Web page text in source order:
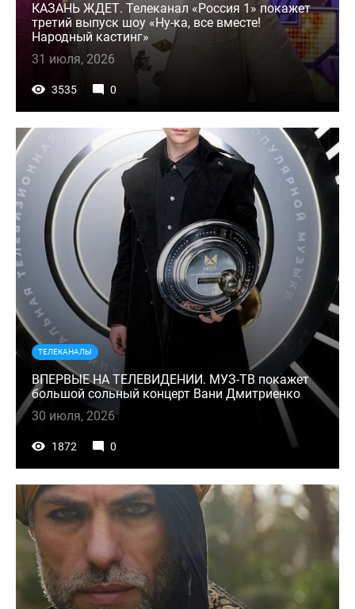
КАЗАНЬ ЖДЕТ. Телеканал «Россия 1» покажет
третий выпуск шоу «Ну-ка, все вместе!
Народный кастинг»
31 июля, 2026
3535 0
ТЕЛЕКАНАЛЫ
ВПЕРВЫЕ НА ТЕЛЕВИДЕНИИ. МУЗ-ТВ покажет
большой сольный концерт Вани Дмитриенко
30 июля, 2026
1872 0